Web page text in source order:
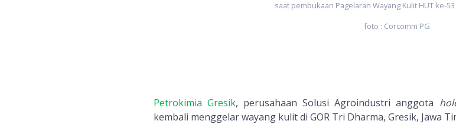
saat pembukaan Pagelaran Wayang Kulit HUT ke-
foto : Corcomm PG
Petrokimia Gresik, perusahaan Solusi Agroindustri anggota
kembali menggelar wayang kulit di GOR Tri Dharma, Gresik, Jawa